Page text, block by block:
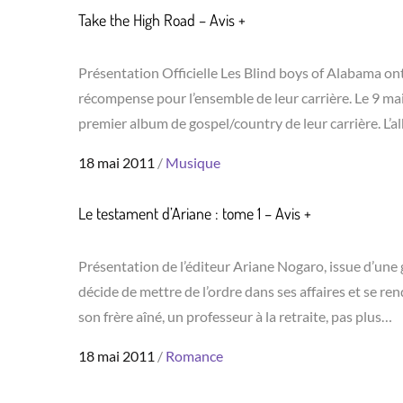
Take the High Road – Avis +
Présentation Officielle Les Blind boys of Alabama
récompense pour l’ensemble de leur carrière. Le 9
premier album de gospel/country de leur carrière.
Posted
18 mai 2011 Musique
Le testament d’Ariane : tome 1 – Avis +
Présentation de l’éditeur Ariane Nogaro, issue
décide de mettre de l’ordre dans ses affaires et se
son frère aîné, un professeur à la retraite, pas plus…
Posted
18 mai 2011 Romance